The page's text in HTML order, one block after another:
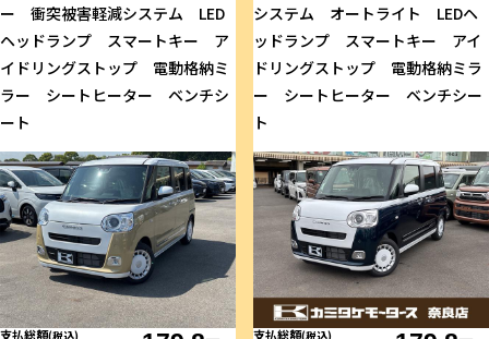
ー 衝突被害軽減システム LED
ヘッドランプ スマートキー ア
イドリングストップ 電動格納ミ
ラー シートヒーター ベンチシ
ート
支払総額(税込)
システム オートライト LEDヘ
ッドランプ スマートキー アイ
ドリングストップ 電動格納ミラ
ー シートヒーター ベンチシー
ト
支払総額(税込)